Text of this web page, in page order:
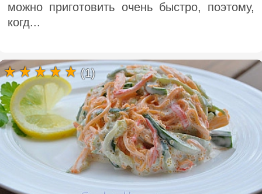
можно приготовить очень быстро, поэтому,
когд...
(1)